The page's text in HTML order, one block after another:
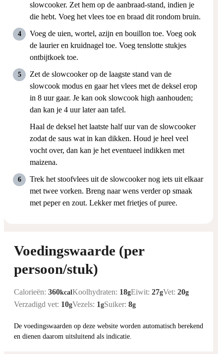
slowcooker. Zet hem op de aanbraad-stand, indien je
die hebt. Voeg het vlees toe en braad dit rondom bruin.
Voeg de uien, wortel, azijn en bouillon toe. Voeg ook
de laurier en kruidnagel toe. Voeg tenslotte stukjes
ontbijtkoek toe.
Zet de slowcooker op de laagste stand van de
slowcook modus en gaar het vlees met de deksel erop
in 8 uur gaar. Je kan ook slowcook high aanhouden;
dan kan je 4 uur later aan tafel.
Haal de deksel het laatste half uur van de slowcooker
zodat de saus wat in kan dikken. Houd je heel veel
vocht over, dan kan je het eventueel indikken met
maizena.
Trek het stoofvlees uit de slowcooker nog iets uit elkaar
met twee vorken. Breng naar wens verder op smaak
met peper en zout. Lekker met frietjes of puree.
Voedingswaarde (per
persoon/stuk)
Calorieën: 360kcalKoolhydraten: 18gEiwit: 27gVet: 20g
Verzadigd vet: 10gVezels: 1gSuiker: 8g
De voedingswaarden op deze website worden automatisch berekend
en dienen daarom uitsluitend als indicatie.